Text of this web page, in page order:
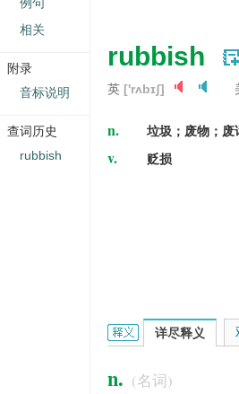
rubbish
英 ['rʌbɪʃ]
n. 垃圾；废物；废
v. 贬损
rubbish的英文翻译是
详尽释义
n. (名词)
相关
附录
音标说明
查词历史
rubbish